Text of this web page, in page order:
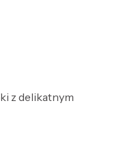
z delikatnym